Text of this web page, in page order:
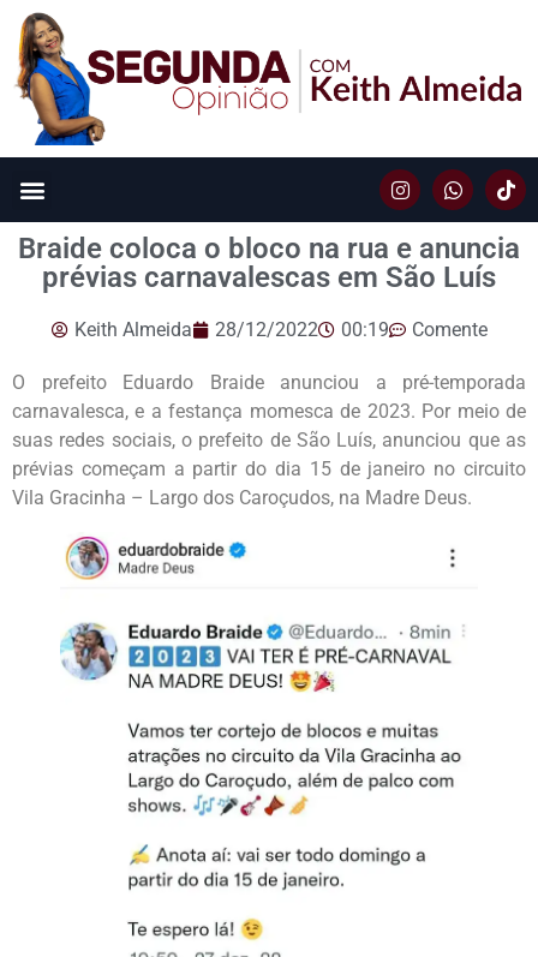
Braide coloca o bloco na rua e anuncia
prévias carnavalescas em São Luís
Keith Almeida 28/12/2022 00:19 Comente
O prefeito Eduardo Braide anunciou a pré-temporada
carnavalesca, e a festança momesca de 2023. Por meio de
suas redes sociais, o prefeito de São Luís, anunciou que as
prévias começam a partir do dia 15 de janeiro no circuito
Vila Gracinha – Largo dos Caroçudos, na Madre Deus.